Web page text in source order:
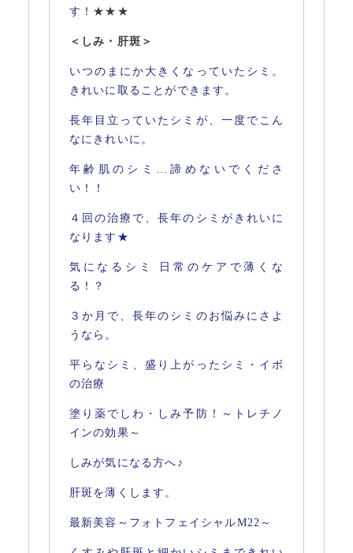
す！ ★★★
＜しみ・肝斑＞
いつのまにか大きくなっていたシミ。
きれいに取ることができます。
長年目立っていたシミが、一度でこん
なにきれいに。
年齢肌のシミ…諦めないでくださ
い！！
４回の治療で、長年のシミがきれいに
なります★
気になるシミ 日常のケアで薄くな
る！？
３か月で、長年のシミのお悩みにさよ
うなら。
平らなシミ、盛り上がったシミ・イボ
の治療
塗り薬でしわ・しみ予防！～トレチノ
インの効果～
しみが気になる方へ♪
肝斑を薄くします。
最新美容～フォトフェイシャルM22～